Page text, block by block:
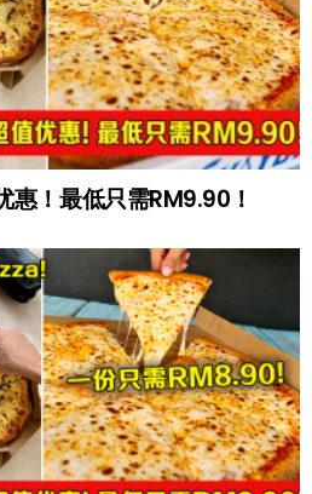
！最低只需RM9.90！